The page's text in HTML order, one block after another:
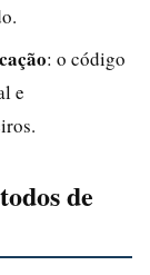
: o código
e
de